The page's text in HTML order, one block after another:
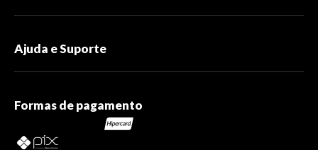
Ajuda e Suporte
Formas de pagamento